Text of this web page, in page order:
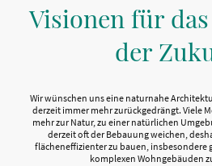
Visionen für
der
Wir wünschen uns eine naturnahe
derzeit immer mehr zurückgedrängt. Viele
mehr zur Natur, zu einer natürlichen
derzeit oft der Bebauung weichen,
flächeneffizienter zu bauen, insbesondere
komplexen Wohngebäuden